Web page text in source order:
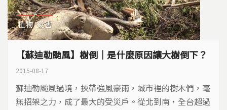
植物 災害
【蘇迪勒颱風】樹倒｜是什麼原因讓大樹倒下？
2015-08-17
蘇迪勒颱風過境，挾帶強風豪雨，城市裡的樹木們，毫
無招架之力，成了最大的受災戶。從北到南，全台超過